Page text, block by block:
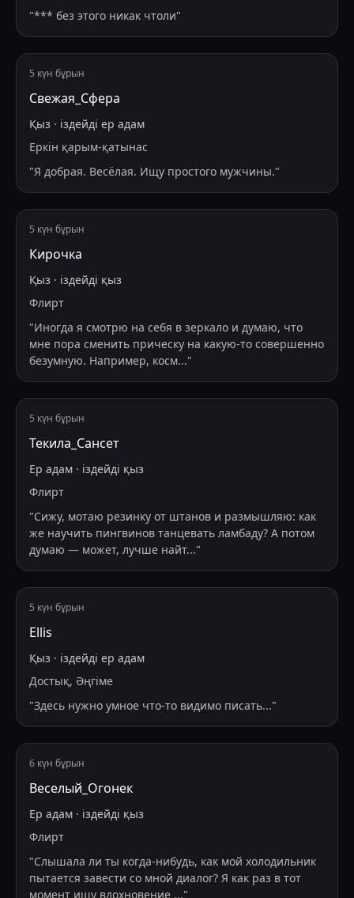
"*** без этого никак чтоли"
5 күн бұрын
Свежая_Сфера
Қыз · іздейді ер адам
Еркін қарым-қатынас
"Я добрая. Весёлая. Ищу простого мужчины."
5 күн бұрын
Кирочка
Қыз · іздейді қыз
Флирт
"Иногда я смотрю на себя в зеркало и думаю, что
мне пора сменить прическу на какую-то совершенно
безумную. Например, косм..."
5 күн бұрын
Текила_Сансет
Ер адам · іздейді қыз
Флирт
"Сижу, мотаю резинку от штанов и размышляю: как
же научить пингвинов танцевать ламбаду? А потом
думаю — может, лучше найт..."
5 күн бұрын
Ellis
Қыз · іздейді ер адам
Достық, Әңгіме
"Здесь нужно умное что-то видимо писать..."
6 күн бұрын
Веселый_Огонек
Ер адам · іздейді қыз
Флирт
"Слышала ли ты когда-нибудь, как мой холодильник
пытается завести со мной диалог? Я как раз в тот
момент ищу вдохновение ..."